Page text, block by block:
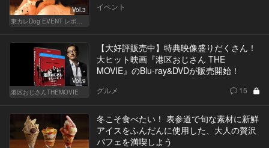
Vol.3
イベント
Vol.9
港区おじさんTHEMOVIE
【大好評販売中】特典映像盛りだくさん！
大ヒット映画『港区おじさん THE
MOVIE』のBlu-ray&DVDが販売開始！
グルメ 15
冬こそ食べたい！ 表参道で旬な素材に新鮮
アイスをふんだんに使用した、大人の贅沢
パフェを満喫しよう